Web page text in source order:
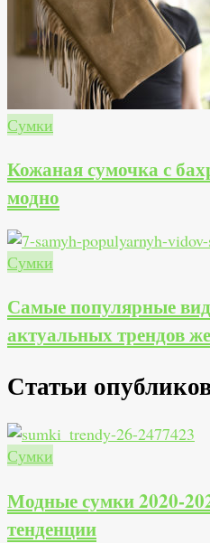
Сумки
Кожаная сумочка с
модно
Сумки
Самые популярные
актуальных трендов
Статьи
Сумки
Модные сумки 2020-
тенденции